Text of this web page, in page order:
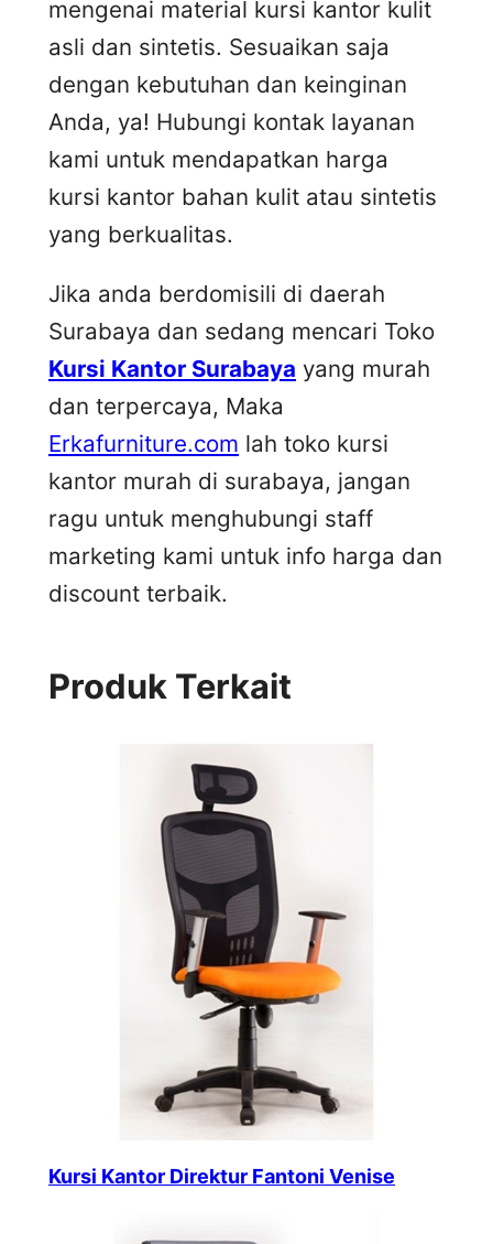
mengenai material kursi kantor kulit
asli dan sintetis. Sesuaikan saja
dengan kebutuhan dan keinginan
Anda, ya! Hubungi kontak layanan
kami untuk mendapatkan harga
kursi kantor bahan kulit atau sintetis
yang berkualitas.
Jika anda berdomisili di daerah
Surabaya dan sedang mencari Toko
Kursi Kantor Surabaya yang murah
dan terpercaya, Maka
Erkafurniture.com lah toko kursi
kantor murah di surabaya, jangan
ragu untuk menghubungi staff
marketing kami untuk info harga dan
discount terbaik.
Produk Terkait
Kursi Kantor Direktur Fantoni Venise